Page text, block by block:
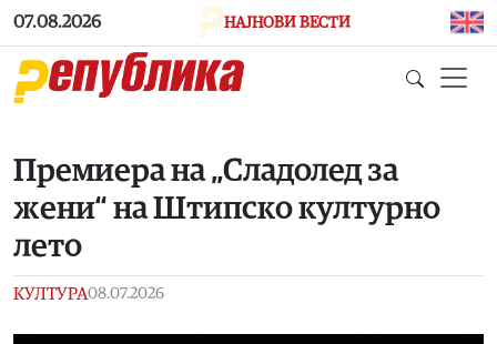
Skip to main content
07.08.2026 НАЈНОВИ ВЕСТИ
Премиера на „Сладолед за
жени“ на Штипско културно
лето
КУЛТУРА08.07.2026